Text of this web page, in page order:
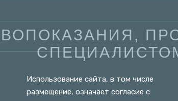
Использование сайта, в том числе
размещение, означает согласие с